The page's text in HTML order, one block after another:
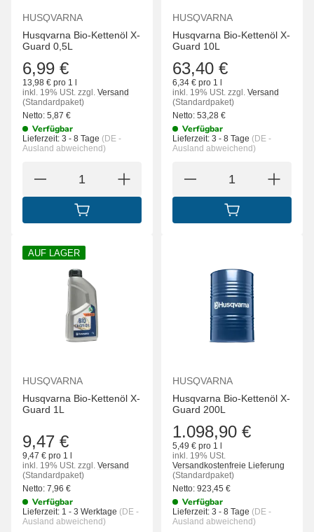
HUSQVARNA
Husqvarna Bio-Kettenöl X-
Guard 0,5L
6,99 €
13,98 € pro 1 l
inkl. 19% USt. zzgl. Versand
(Standardpaket)
Netto: 5,87 €
Verfügbar
Lieferzeit: 3 - 8 Tage (DE -
Ausland abweichend)
IN DEN WARENKORB
HUSQVARNA
Husqvarna Bio-Kettenöl X-
Guard 10L
63,40 €
6,34 € pro 1 l
inkl. 19% USt. zzgl. Versand
(Standardpaket)
Netto: 53,28 €
Verfügbar
Lieferzeit: 3 - 8 Tage (DE -
Ausland abweichend)
IN DEN
AUF LAGER
HUSQVARNA
Husqvarna Bio-Kettenöl X-
Guard 1L
9,47 €
9,47 € pro 1 l
inkl. 19% USt. zzgl. Versand
(Standardpaket)
Netto: 7,96 €
Verfügbar
Lieferzeit: 1 - 3 Werktage (DE -
Ausland abweichend)
HUSQVARNA
Husqvarna Bio-Kettenöl X-
Guard 200L
1.098,90 €
5,49 € pro 1 l
inkl. 19% USt.
Versandkostenfreie Lieferung
(Standardpaket)
Netto: 923,45 €
Verfügbar
Lieferzeit: 3 - 8 Tage (DE -
Ausland abweichend)